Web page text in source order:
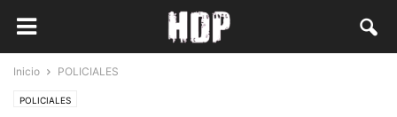
Inicio POLICIALES
POLICIALES